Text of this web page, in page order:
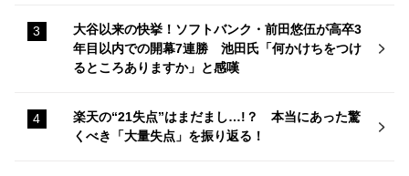
大谷以来の快挙！ソフトバンク・前田悠伍が高卒3
年目以内での開幕7連勝 池田氏「何かけちをつけ
るところありますか」と感嘆
楽天の“21失点”はまだまし…!？ 本当にあった驚
くべき「大量失点」を振り返る！